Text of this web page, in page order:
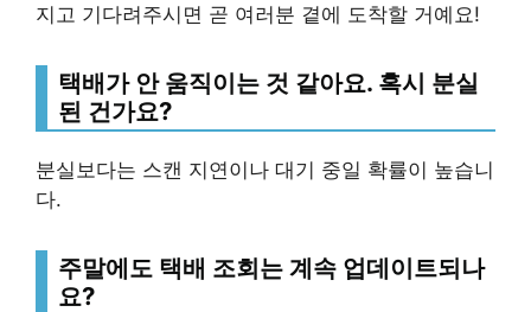
지고 기다려주시면 곧 여러분 곁에 도착할 거예요!
택배가 안 움직이는 것 같아요. 혹시 분실
된 건가요?
분실보다는 스캔 지연이나 대기 중일 확률이 높습니
다.
주말에도 택배 조회는 계속 업데이트되나
요?